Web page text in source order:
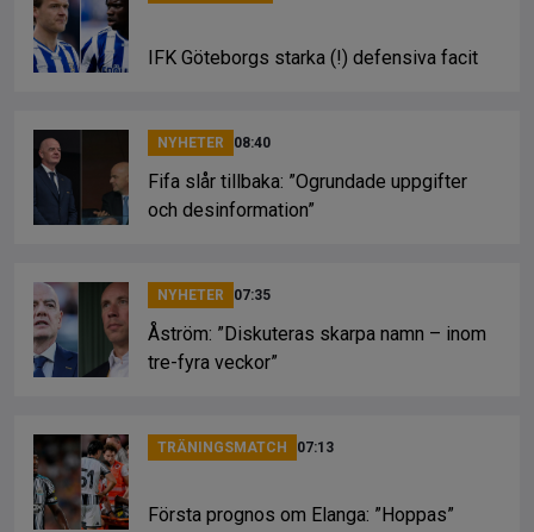
IFK Göteborgs starka (!) defensiva facit
NYHETER 08:40
Fifa slår tillbaka: ”Ogrundade uppgifter
och desinformation”
NYHETER 07:35
Åström: ”Diskuteras skarpa namn – inom
tre-fyra veckor”
TRÄNINGSMATCH 07:13
Första prognos om Elanga: ”Hoppas”